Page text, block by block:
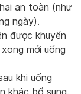
an toàn (như
ngày).
được khuyến
mới uống
khi uống